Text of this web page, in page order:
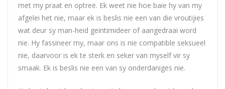
met my praat en optreë. Ek weet nie hoe baie hy van my
afgelei het nie, maar ek is beslis nie een van die vroutijies
wat deur sy man-heid geintimideer of aangedraai word
nie. Hy fassineer my, maar ons is nie compatible seksueel
nie, daarvoor is ek te sterk en seker van myself vir sy
smaak. Ek is beslis nie een van sy onderdaniges nie.